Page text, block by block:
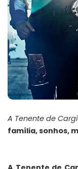
A Tenente de
família, sonhos,